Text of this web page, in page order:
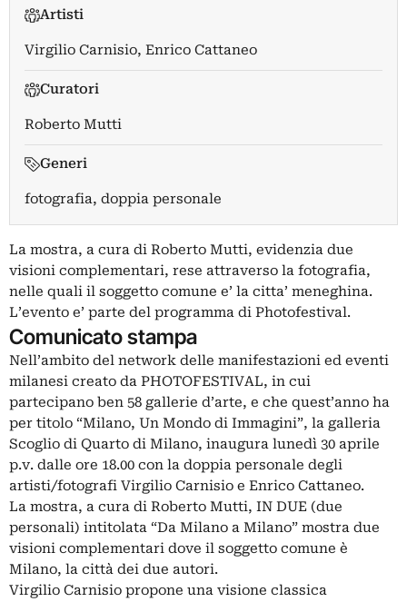
Artisti
Virgilio Carnisio, Enrico Cattaneo
Curatori
Roberto Mutti
Generi
fotografia, doppia personale
La mostra, a cura di Roberto Mutti, evidenzia due
visioni complementari, rese attraverso la fotografia,
nelle quali il soggetto comune e’ la citta’ meneghina.
L’evento e’ parte del programma di Photofestival.
Comunicato stampa
Nell’ambito del network delle manifestazioni ed eventi
milanesi creato da PHOTOFESTIVAL, in cui
partecipano ben 58 gallerie d’arte, e che quest’anno ha
per titolo “Milano, Un Mondo di Immagini”, la galleria
Scoglio di Quarto di Milano, inaugura lunedì 30 aprile
p.v. dalle ore 18.00 con la doppia personale degli
artisti/fotografi Virgilio Carnisio e Enrico Cattaneo.
La mostra, a cura di Roberto Mutti, IN DUE (due
personali) intitolata “Da Milano a Milano” mostra due
visioni complementari dove il soggetto comune è
Milano, la città dei due autori.
Virgilio Carnisio propone una visione classica